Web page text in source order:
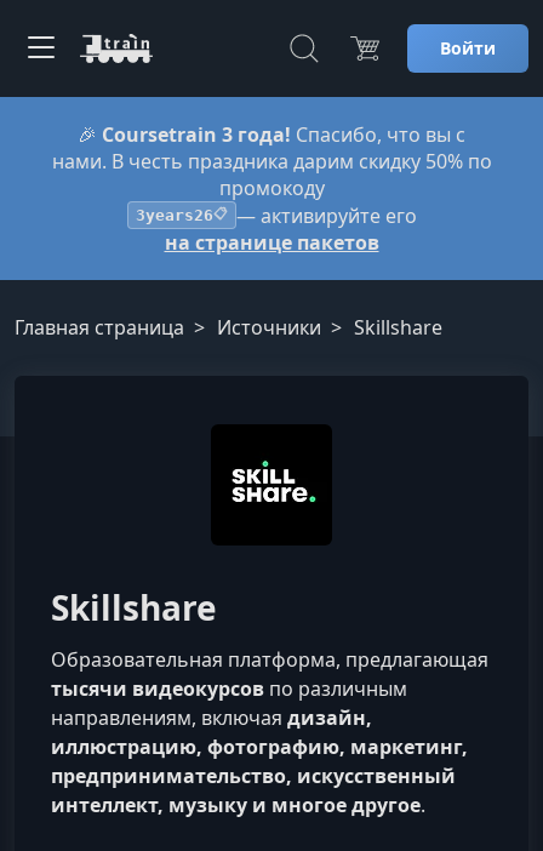
Войти
🎉 Coursetrain 3 года! Спасибо, что вы с
нами. В честь праздника дарим скидку 50% по
промокоду
3years26📋 — активируйте его
на странице пакетов
Главная страница Источники Skillshare
Skillshare
Образовательная платформа, предлагающая
тысячи видеокурсов по различным
направлениям, включая дизайн,
иллюстрацию, фотографию, маркетинг,
предпринимательство, искусственный
интеллект, музыку и многое другое.